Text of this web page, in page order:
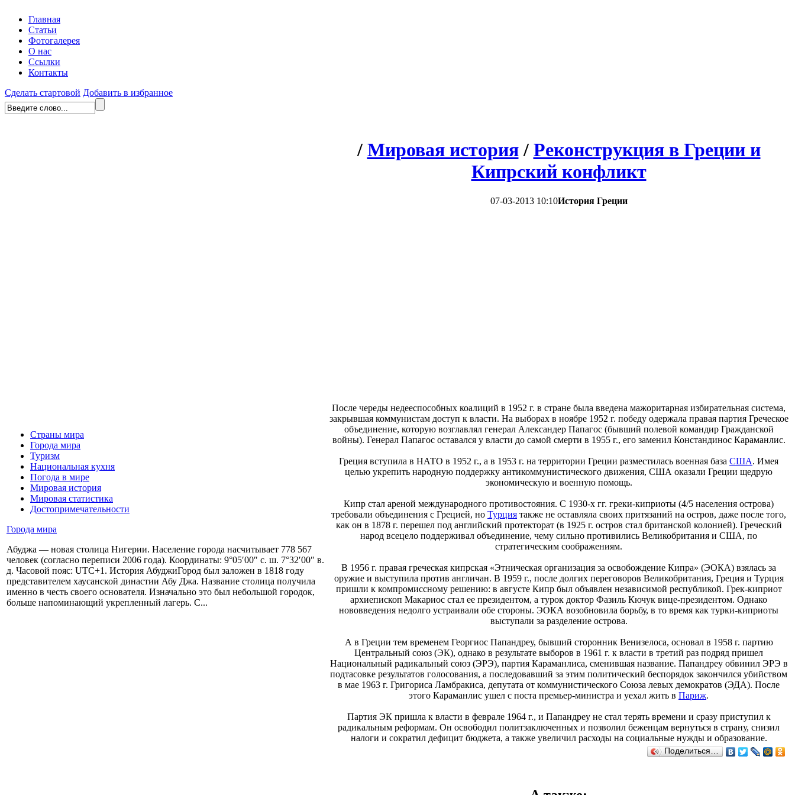
Главная
Статьи
Фотогалерея
О нас
Ссылки
Контакты
Сделать стартовой Добавить в избранное
Страны мира
Города мира
Туризм
Национальная кухня
Погода в мире
Мировая история
Мировая статистика
Достопримечательности
Города мира
Абуджа — новая столица Нигерии. Население города насчитывает 778 567
человек (согласно переписи 2006 года). Координаты: 9°05′00″ с. ш. 7°32′00″ в.
д. Часовой пояс: UTC+1. История АбуджиГород был заложен в 1818 году
представителем хаусанской династии Абу Джа. Название столица получила
именно в честь своего основателя. Изначально это был небольшой городок,
больше напоминающий укрепленный лагерь. С...
/ Мировая история/ Реконструкция в Греции и
Кипрский конфликт
07-03-2013 10:10История Греции
После череды недееспособных коалиций в 1952 г. в стране была введена мажоритарная избирательная система,
закрывшая коммунистам доступ к власти. На выборах в ноябре 1952 г. победу одержала правая партия Греческое
объединение, которую возглавлял генерал Александер Папагос (бывший полевой командир Гражданской
войны). Генерал Папагос оставался у власти до самой смерти в 1955 г., его заменил Констандинос Караманлис.
Греция вступила в НАТО в 1952 г., а в 1953 г. на территории Греции разместилась военная база США. Имея
целью укрепить народную поддержку антикоммунистического движения, США оказали Греции щедрую
экономическую и военную помощь.
Кипр стал ареной международного противостояния. С 1930-х гг. греки-киприоты (4/5 населения острова)
требовали объединения с Грецией, но Турция также не оставляла своих притязаний на остров, даже после того,
как он в 1878 г. перешел под английский протекторат (в 1925 г. остров стал британской колонией). Греческий
народ всецело поддерживал объединение, чему сильно противились Великобритания и США, по
стратегическим соображениям.
В 1956 г. правая греческая кипрская «Этническая организация за освобождение Кипра» (ЭОКА) взялась за
оружие и выступила против англичан. В 1959 г., после долгих переговоров Великобритания, Греция и Турция
пришли к компромиссному решению: в августе Кипр был объявлен независимой республикой. Грек-киприот
архиепископ Макариос стал ее президентом, а турок доктор Фазиль Кючук вице-президентом. Однако
нововведения недолго устраивали обе стороны. ЭОКА возобновила борьбу, в то время как турки-киприоты
выступали за разделение острова.
А в Греции тем временем Георгиос Папандреу, бывший сторонник Венизелоса, основал в 1958 г. партию
Центральный союз (ЭК), однако в результате выборов в 1961 г. к власти в третий раз подряд пришел
Национальный радикальный союз (ЭРЭ), партия Караманлиса, сменившая название. Папандреу обвинил ЭРЭ в
подтасовке результатов голосования, а последовавший за этим политический беспорядок закончился убийством
в мае 1963 г. Григориса Ламбракиса, депутата от коммунистического Союза левых демократов (ЭДА). После
этого Караманлис ушел с поста премьер-министра и уехал жить в Париж.
Партия ЭК пришла к власти в феврале 1964 г., и Папандреу не стал терять времени и сразу приступил к
радикальным реформам. Он освободил политзаключенных и позволил беженцам вернуться в страну, снизил
налоги и сократил дефицит бюджета, а также увеличил расходы на социальные нужды и образование.
Поделиться…